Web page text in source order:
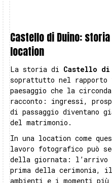
Castello di Duino:
location
La storia di Castello di
soprattutto nel
paesaggio che la
racconto: ingressi,
di passaggio diventano
del matrimonio.
In una location come
lavoro fotografico può
della giornata:
prima della cerimonia,
ambienti e i momenti più